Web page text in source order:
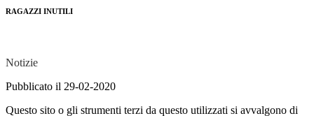
RAGAZZI INUTILI
Notizie
Pubblicato il 29-02-2020
Questo sito o gli strumenti terzi da questo utilizzati si avvalgono di